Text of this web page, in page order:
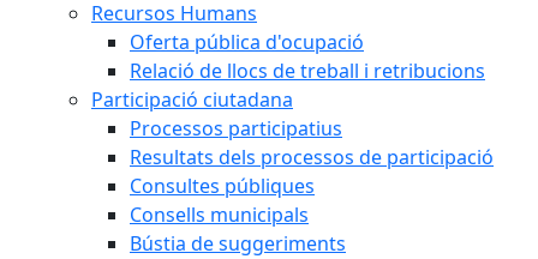
Recursos Humans
Oferta pública d'ocupació
Relació de llocs de treball i retribucions
Participació ciutadana
Processos participatius
Resultats dels processos de participació
Consultes públiques
Consells municipals
Bústia de suggeriments